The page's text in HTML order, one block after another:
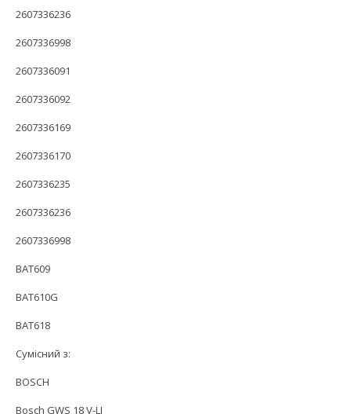
2607336236
2607336998
2607336091
2607336092
2607336169
2607336170
2607336235
2607336236
2607336998
BAT609
BAT610G
BAT618
Сумісний з:
BOSCH
Bosch GWS 18 V-LI